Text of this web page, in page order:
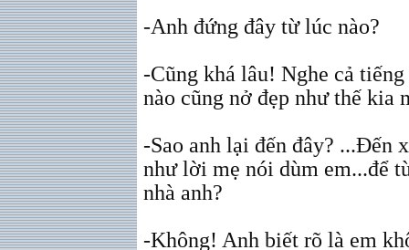
-Anh đứng đây từ lúc nào?
-Cũng khá lâu! Nghe cả
nào cũng nở đẹp như thế kia
-Sao anh lại đến đây? ...Đến
như lời mẹ nói dùm em...để
nhà anh?
-Không! Anh biết rõ là em